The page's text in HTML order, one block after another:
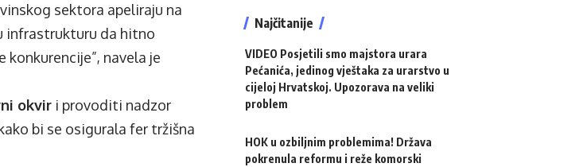
sektora apeliraju na
infrastrukturu da hitno
navela je
okvir i provoditi nadzor
bi se osigurala fer tržišna
Najčitanije
VIDEO Posjetili smo majstora urara
Pećanića, jedinog vještaka za urarstvo u
cijeloj Hrvatskoj. Upozorava na veliki
problem
HOK u ozbiljnim problemima! Država
pokrenula reformu i reže komorski